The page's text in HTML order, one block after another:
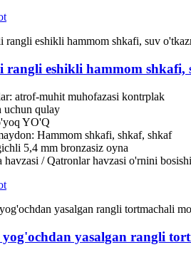
rangli eshikli hammom shkafi,
atrof-muhit muhofazasi kontrplak
uchun qulay
YO'Q
Hammom shkafi, shkaf, shkaf
5,4 mm bronzasiz oyna
havzasi / Qatronlar havzasi o'rnini
yasalgan rangli